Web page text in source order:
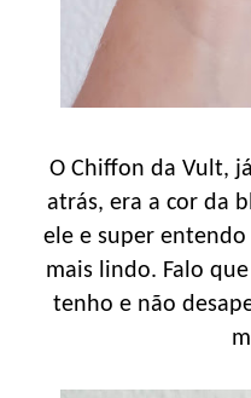
O Chiffon da Vult,
atrás, era a cor da
ele e super
mais lindo. Falo
tenho e não